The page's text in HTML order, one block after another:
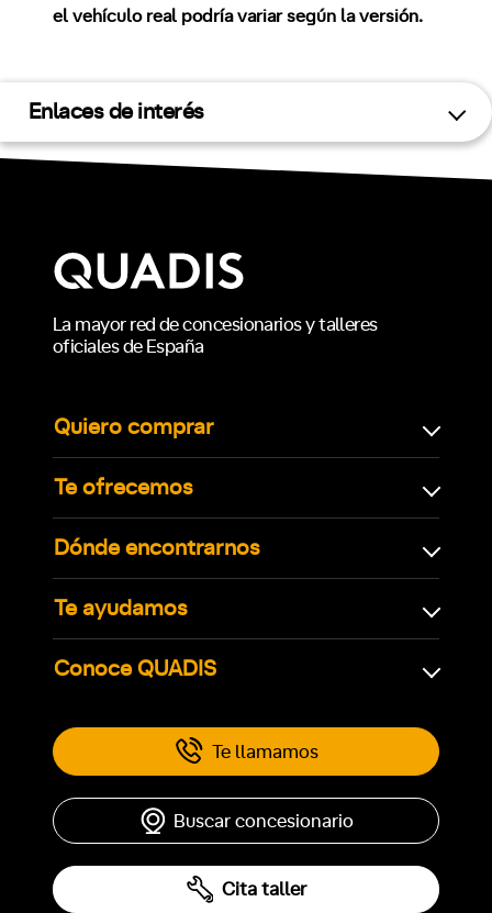
el vehículo real podría variar según la versión.
Enlaces de interés
La mayor red de concesionarios y talleres
oficiales de España
Quiero comprar
Te ofrecemos
Dónde encontrarnos
Te ayudamos
Conoce QUADIS
Te llamamos
Buscar concesionario
Cita taller